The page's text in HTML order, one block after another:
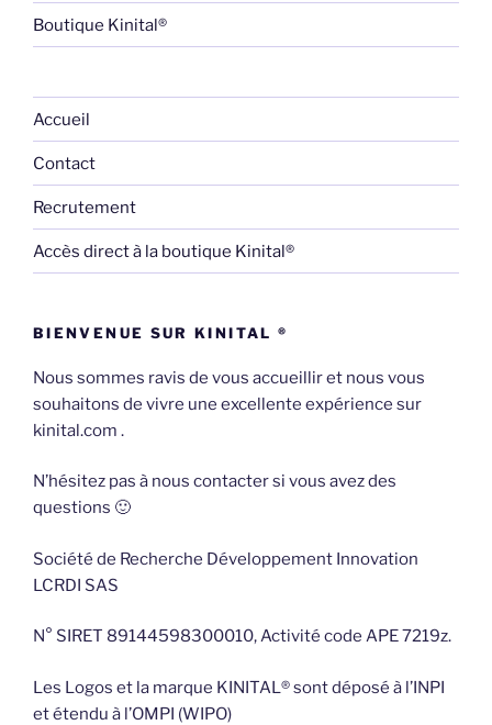
Boutique Kinital®
Accueil
Contact
Recrutement
Accès direct à la boutique Kinital®
BIENVENUE SUR KINITAL ®
Nous sommes ravis de vous accueillir et nous vous
souhaitons de vivre une excellente expérience sur
kinital.com .
N’hésitez pas à nous contacter si vous avez des
questions 🙂
Société de Recherche Développement Innovation
LCRDI SAS
N° SIRET 89144598300010, Activité code APE 7219z.
Les Logos et la marque KINITAL® sont déposé à l’INPI
et étendu à l’OMPI (WIPO)